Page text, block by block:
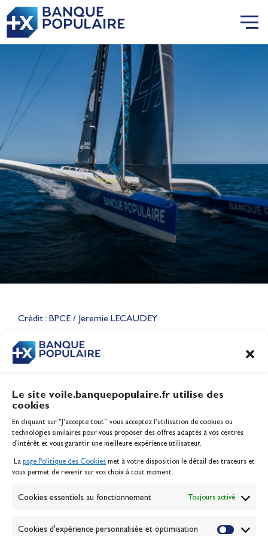
Le site voile.banquepopulaire.fr utilise des
cookies
En cliquant sur "J'accepte tout", vous acceptez l’utilisation de cookies ou
technologies similaires pour vous proposer des offres adaptés à vos centres
d’intérêt et vous garantir une meilleure expérience utilisateur.
La page Politique des Cookies met à votre disposition le détail des traceurs et
vous permet de revenir sur vos choix à tout moment.
Cookies essentiels au fonctionnement Toujours activé
Cookies d'expérience personnalisée et optimisation
Crédit : BPCE / Jeremie LECAUDEY
CONTENU
Lauriane Nolot en or à Long
Jeux Olympiques 2028
Inscription serveur média
Contact
Politique des cookies
Banque de la voile
Passion Voile TV